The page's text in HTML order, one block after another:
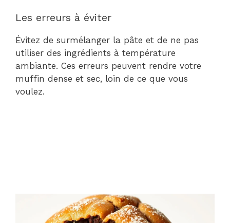
Les erreurs à éviter
Évitez de surmélanger la pâte et de ne pas
utiliser des ingrédients à température
ambiante. Ces erreurs peuvent rendre votre
muffin dense et sec, loin de ce que vous
voulez.